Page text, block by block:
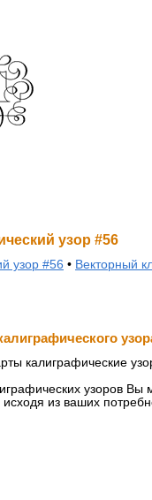
узор #56
узор #56 • Векторный
калиграфические
узоров Вы
из ваших